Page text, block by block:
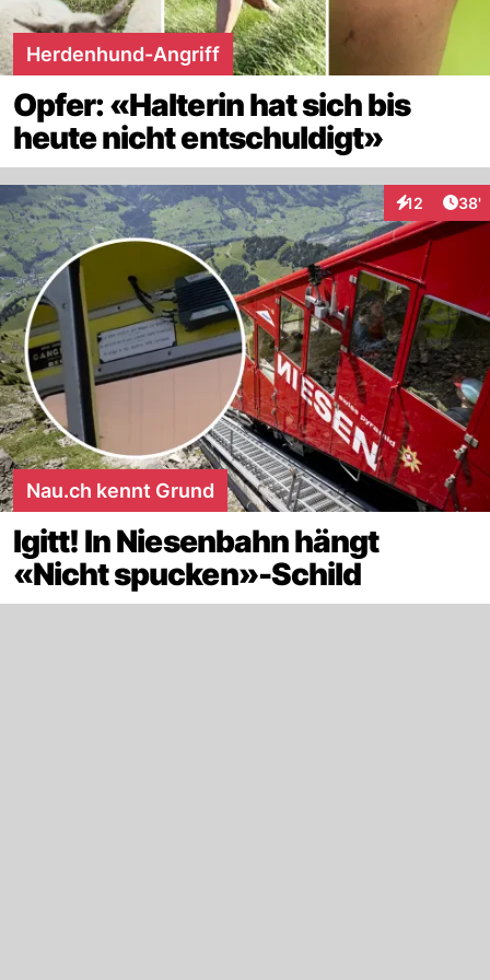
Herdenhund-Angriff
Opfer: «Halterin hat sich bis
heute nicht entschuldigt»
12
Interaktionen
38'
Nau.ch kennt Grund
Igitt! In Niesenbahn hängt
«Nicht spucken»-Schild